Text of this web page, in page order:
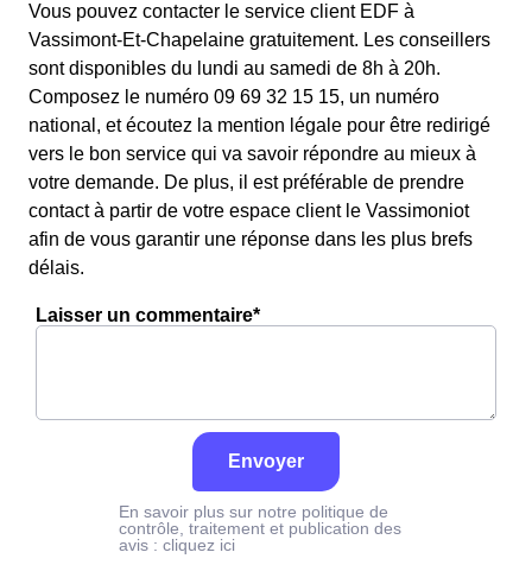
Vous pouvez contacter le service client EDF à
Vassimont-Et-Chapelaine gratuitement. Les conseillers
sont disponibles du lundi au samedi de 8h à 20h.
Composez le numéro 09 69 32 15 15, un numéro
national, et écoutez la mention légale pour être redirigé
vers le bon service qui va savoir répondre au mieux à
votre demande. De plus, il est préférable de prendre
contact à partir de votre espace client le Vassimoniot
afin de vous garantir une réponse dans les plus brefs
délais.
Laisser un commentaire*
Envoyer
En savoir plus sur notre politique de
contrôle, traitement et publication des
avis : cliquez ici